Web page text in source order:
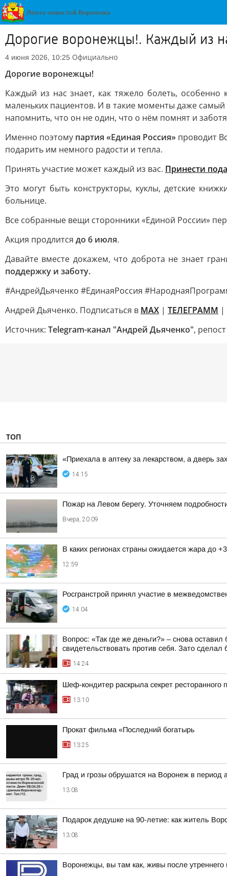
Дорогие воронежцы!. Каждый из
4 июня 2026, 10:25 Официально
Дорогие воронежцы!
Каждый из нас знает, как тяжело болеть,
маленьких пациентов. И в такие моменты даже
напомнить, что он не один, что о нём помнят и
Именно поэтому партия «Единая Россия» проводит
подарить им немного радости и тепла.
Принять участие может каждый из вас. Принести
Это могут быть конструкторы, куклы, детские
больнице.
Все собранные вещи сторонники «Единой России»
Акция продлится до 6 июля.
Давайте вместе докажем, что доброта не знает
поддержку и заботу.
#АндрейДьяченко #ЕдинаяРоссия
Андрей Дьяченко. Подписаться в МАХ | ТЕЛЕГРАММ |
Источник: Telegram-канал "Андрей Дьяченко", репост
ТОП
«Приехала в аптеку за лекарством, а дверь
14:15
Пожар на Левом берегу. Уточняем
Вчера, 20:09
В каких регионах страны ожидается жара до
12:59
Росгранстрой принял участие в
14:04
Вопрос: «Так где же деньги?» – снова
свидетельствовать против себя. Зато сделал
14:24
Шеф-кондитер раскрыла секрет ресторанного
13:10
Прокат фильма «Последний богатырь
13:25
Град и грозы обрушатся на Воронеж в период
13:08
Подарок дедушке на 90-летие: как житель
13:08
Воронежцы, вы там как, живы после